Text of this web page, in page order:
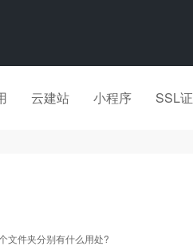
云建站 小程序 SSL
文件夹分别有什么用处?